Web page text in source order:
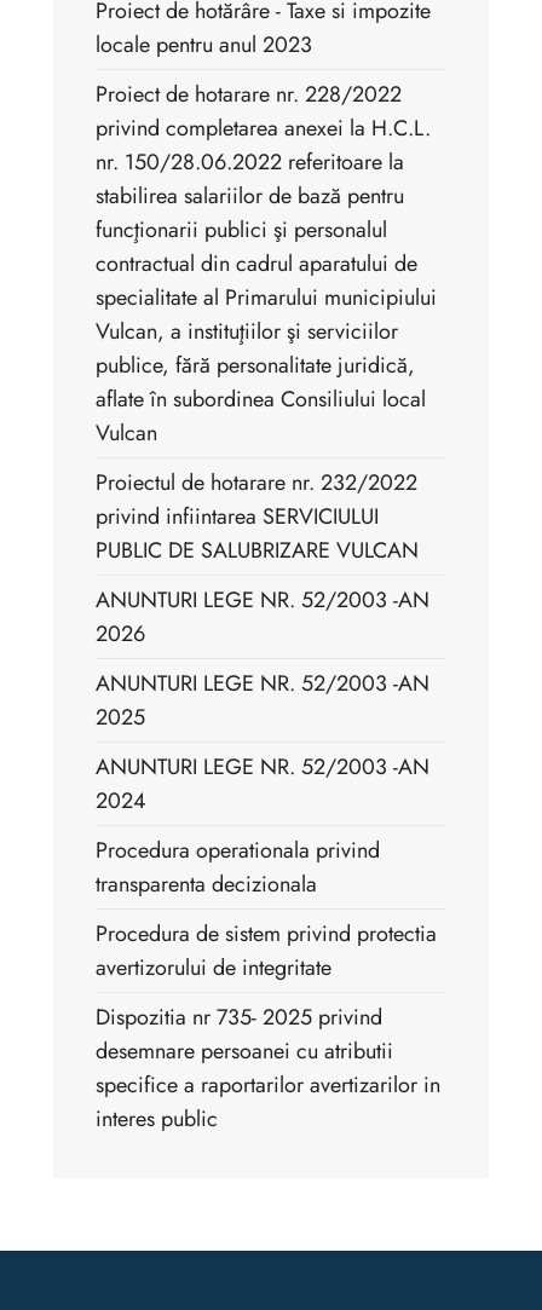
Proiect de hotărâre - Taxe si impozite
locale pentru anul 2023
Proiect de hotarare nr. 228/2022
privind completarea anexei la H.C.L.
nr. 150/28.06.2022 referitoare la
stabilirea salariilor de bază pentru
funcţionarii publici şi personalul
contractual din cadrul aparatului de
specialitate al Primarului municipiului
Vulcan, a instituţiilor şi serviciilor
publice, fără personalitate juridică,
aflate în subordinea Consiliului local
Vulcan
Proiectul de hotarare nr. 232/2022
privind infiintarea SERVICIULUI
PUBLIC DE SALUBRIZARE VULCAN
ANUNTURI LEGE NR. 52/2003 -AN
2026
ANUNTURI LEGE NR. 52/2003 -AN
2025
ANUNTURI LEGE NR. 52/2003 -AN
2024
Procedura operationala privind
transparenta decizionala
Procedura de sistem privind protectia
avertizorului de integritate
Dispozitia nr 735- 2025 privind
desemnare persoanei cu atributii
specifice a raportarilor avertizarilor in
interes public